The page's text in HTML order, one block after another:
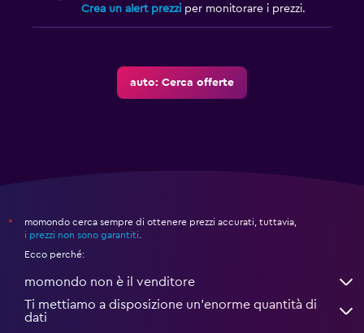
Crea un alert prezzi per monitorare i prezzi.
auto: Cerca offerte
*
momondo cerca sempre di ottenere prezzi accurati, tuttavia,
i prezzi non sono garantiti.
Ecco perché:
momondo non è il venditore
Ti mettiamo a disposizione un’enorme quantità di
dati